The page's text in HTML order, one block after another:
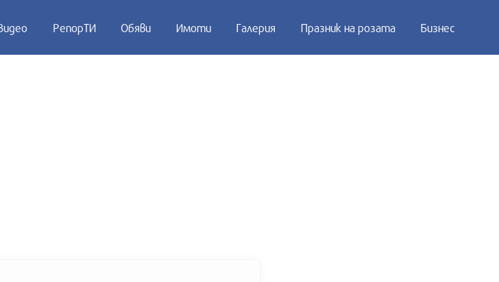
РепорТИ Обяви Имоти Галерия Празник на розата Бизнес